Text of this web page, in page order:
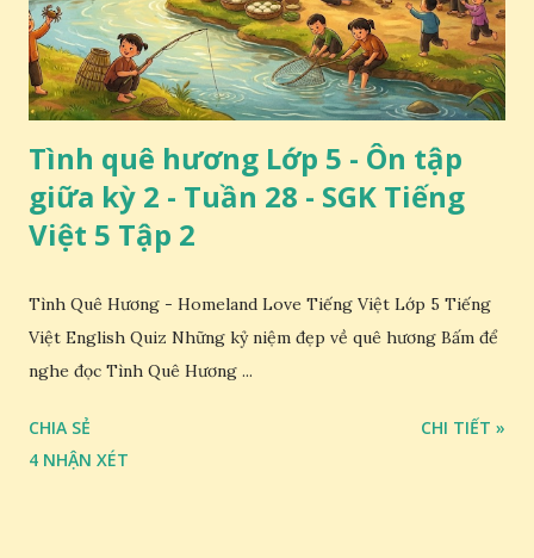
Tình quê hương Lớp 5 - Ôn tập
giữa kỳ 2 - Tuần 28 - SGK Tiếng
Việt 5 Tập 2
Tình Quê Hương - Homeland Love Tiếng Việt Lớp 5 Tiếng
Việt English Quiz Những kỷ niệm đẹp về quê hương Bấm để
nghe đọc Tình Quê Hương ...
CHIA SẺ
4 NHẬN XÉT
CHI TIẾT »